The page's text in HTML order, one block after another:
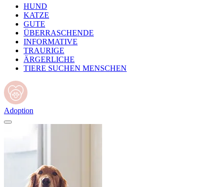
HUND
KATZE
GUTE
ÜBERRASCHENDE
INFORMATIVE
TRAURIGE
ÄRGERLICHE
TIERE SUCHEN MENSCHEN
Adoption